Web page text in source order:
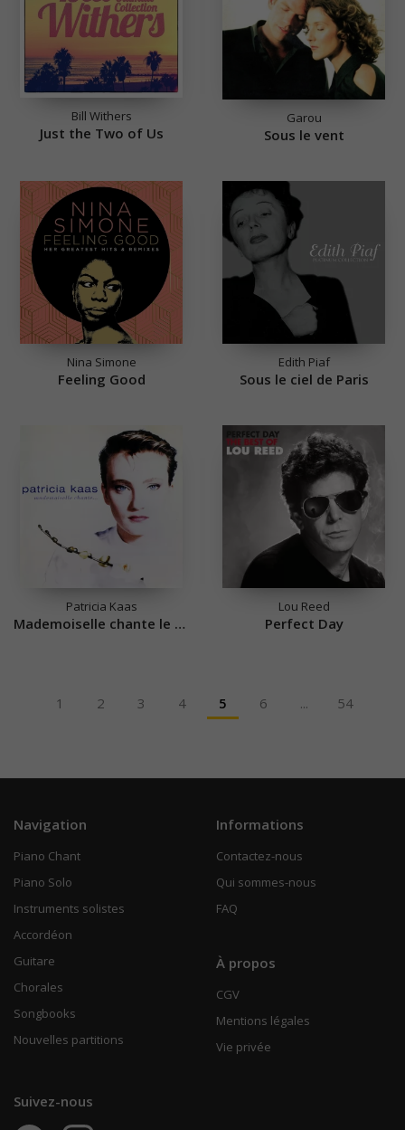
Bill Withers
Just the Two of Us
Garou
Sous le vent
Nina Simone
Feeling Good
Edith Piaf
Sous le ciel de Paris
Patricia Kaas
Mademoiselle chante le blues
Lou Reed
Perfect Day
1 2 3 4 5 6 ... 54
Navigation
Piano Chant
Piano Solo
Instruments solistes
Accordéon
Guitare
Chorales
Songbooks
Nouvelles partitions
Informations
Contactez-nous
Qui sommes-nous
FAQ
À propos
CGV
Mentions légales
Vie privée
Suivez-nous